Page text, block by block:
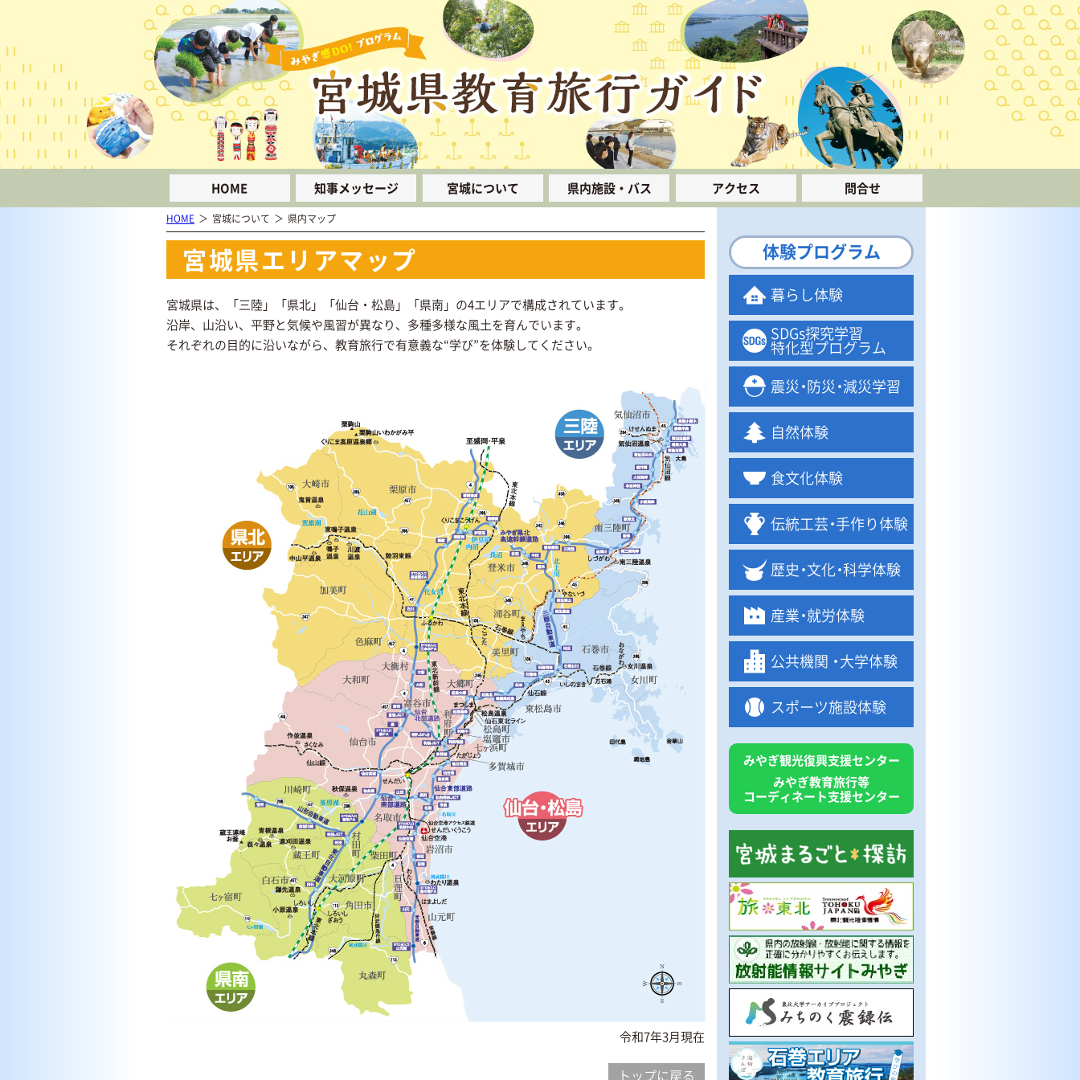
HOME 知事メッセージ 宮城について 県内施設・バス アクセス 問合せ
HOME 宮城について 県内マップ
宮城県エリアマップ
宮城県は、「三陸」「県北」「仙台・松島」「県南」の4エリアで構成されています。
沿岸、山沿い、平野と気候や風習が異なり、多種多様な風土を育んでいます。
それぞれの目的に沿いながら、教育旅行で有意義な“学び”を体験してください。
令和7年3月現在
トップに戻る
体験プログラム
暮らし体験
SDGs探究学習
特化型プログラム
震災・防災・減災学習
自然体験
食文化体験
伝統工芸・手作り体験
歴史・文化・科学体験
産業・就労体験
公共機関 ・大学体験
スポーツ施設体験
みやぎ観光復興支援センター
みやぎ教育旅行等
コーディネート支援センター